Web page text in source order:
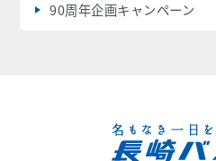
90周年企画キャンペーン